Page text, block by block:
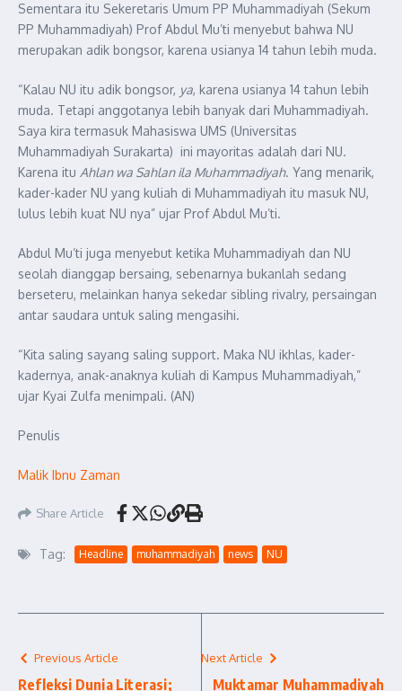
Sementara itu Sekeretaris Umum PP Muhammadiyah (Sekum
PP Muhammadiyah) Prof Abdul Mu’ti menyebut bahwa NU
merupakan adik bongsor, karena usianya 14 tahun lebih muda.
“Kalau NU itu adik bongsor, ya, karena usianya 14 tahun lebih
muda. Tetapi anggotanya lebih banyak dari Muhammadiyah.
Saya kira termasuk Mahasiswa UMS (Universitas
Muhammadiyah Surakarta) ini mayoritas adalah dari NU.
Karena itu Ahlan wa Sahlan ila Muhammadiyah. Yang menarik,
kader-kader NU yang kuliah di Muhammadiyah itu masuk NU,
lulus lebih kuat NU nya” ujar Prof Abdul Mu’ti.
Abdul Mu’ti juga menyebut ketika Muhammadiyah dan NU
seolah dianggap bersaing, sebenarnya bukanlah sedang
berseteru, melainkan hanya sekedar sibling rivalry, persaingan
antar saudara untuk saling mengasihi.
“Kita saling sayang saling support. Maka NU ikhlas, kader-
kadernya, anak-anaknya kuliah di Kampus Muhammadiyah,”
ujar Kyai Zulfa menimpali. (AN)
Penulis
Malik Ibnu Zaman
Share Article
Tag: Headline muhammadiyah news NU
Previous Article
Refleksi Dunia Literasi;
Next Article
Muktamar Muhammadiyah